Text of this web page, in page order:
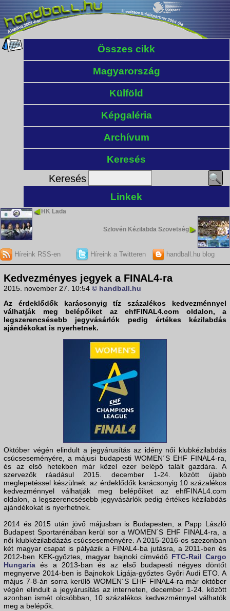
Összes cikk
Magyarország
Külföld
Képgaléria
Archívum
Keresés
Keresés
Linkek
HK Lada
Szlovén Kézilabda Szövetség
Híreink RSS-en Híreink a Twitteren handball.hu blog
Kedvezményes jegyek a FINAL4-ra
2015. november 27. 10:54 © handball.hu
Az érdeklődők karácsonyig tíz százalékos kedvezménnyel
válhatják meg belépőiket az ehfFINAL4.com oldalon, a
legszerencsésebb jegyvásárlók pedig értékes kézilabdás
ajándékokat is nyerhetnek.
Október végén elindult a jegyárusítás az idény női klubkézilabdás
csúcseseményére, a májusi budapesti WOMEN´S EHF FINAL4-ra,
és az első hetekben már közel ezer belépő talált gazdára. A
szervezők ráadásul 2015. december 1-24. között újabb
meglepetéssel készülnek: az érdeklődők karácsonyig 10 százalékos
kedvezménnyel válhatják meg belépőiket az ehfFINAL4.com
oldalon, a legszerencsésebb jegyvásárlók pedig értékes kézilabdás
ajándékokat is nyerhetnek.
2014 és 2015 után jövő májusban is Budapesten, a Papp László
Budapest Sportarénában kerül sor a WOMEN´S EHF FINAL4-ra, a
női klubkézilabdázás csúcseseményére. A 2015-2016-os szezonban
két magyar csapat is pályázik a FINAL4-ba jutásra, a 2011-ben és
2012-ben KEK-győztes, magyar bajnoki címvédő FTC-Rail Cargo
Hungaria és a 2013-ban és az első budapesti négyes döntőt
megnyerve 2014-ben is Bajnokok Ligája-győztes Győri Audi ETO. A
május 7-8-án sorra kerülő WOMEN´S EHF FINAL4-ra már október
végén elindult a jegyárusítás az interneten, december 1-24. között
azonban ismét olcsóbban, 10 százalékos kedvezménnyel válhatók
meg a belépők.